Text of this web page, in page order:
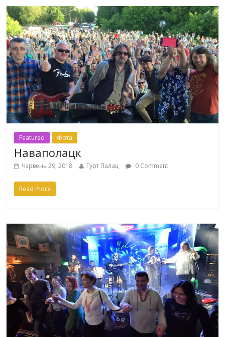
Featured Фота
Наваполацк
Чэрвень 29, 2018 Гурт Палац 0 Comment
Read more